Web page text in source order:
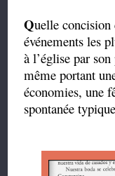
Quelle concision
événements les
à l’église par
même portant
économies, une
spontanée